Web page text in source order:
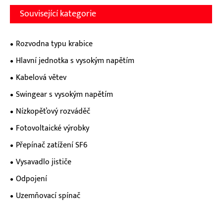
Související kategorie
Rozvodna typu krabice
Hlavní jednotka s vysokým napětím
Kabelová větev
Swingear s vysokým napětím
Nízkopěťový rozváděč
Fotovoltaické výrobky
Přepínač zatížení SF6
Vysavadlo jističe
Odpojení
Uzemňovací spínač